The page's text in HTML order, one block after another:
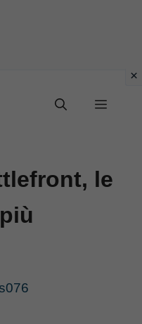
Menu
le